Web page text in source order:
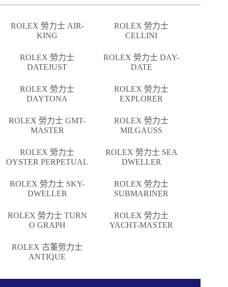
ROLEX 勞力士 AIR-
KING
ROLEX 勞力士
CELLINI
ROLEX 勞力士
DATEJUST
ROLEX 勞力士 DAY-
DATE
ROLEX 勞力士
DAYTONA
ROLEX 勞力士
EXPLORER
ROLEX 勞力士 GMT-
MASTER
ROLEX 勞力士
MILGAUSS
ROLEX 勞力士
OYSTER PERPETUAL
ROLEX 勞力士 SEA
DWELLER
ROLEX 勞力士 SKY-
DWELLER
ROLEX 勞力士
SUBMARINER
ROLEX 勞力士 TURN
O GRAPH
ROLEX 勞力士
YACHT-MASTER
ROLEX 古董勞力士
ANTIQUE